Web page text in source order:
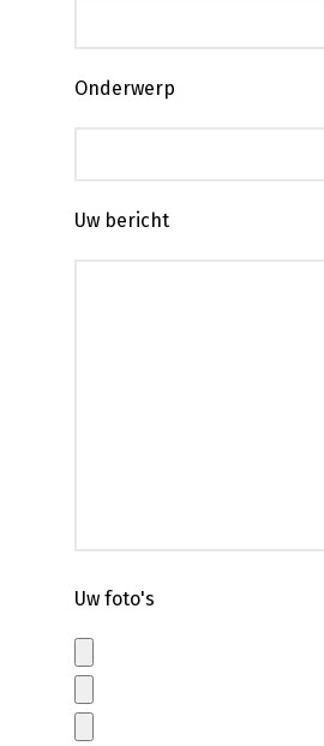
Onderwerp
Uw bericht
Uw foto's